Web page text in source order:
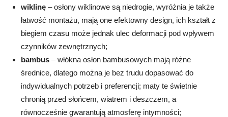
wiklinę – osłony wiklinowe są niedrogie, wyróżnia je także
łatwość montażu, mają one efektowny design, ich kształt z
biegiem czasu może jednak ulec deformacji pod wpływem
czynników zewnętrznych;
bambus – włókna osłon bambusowych mają różne
średnice, dlatego można je bez trudu dopasować do
indywidualnych potrzeb i preferencji; maty te świetnie
chronią przed słońcem, wiatrem i deszczem, a
równocześnie gwarantują atmosferę intymności;